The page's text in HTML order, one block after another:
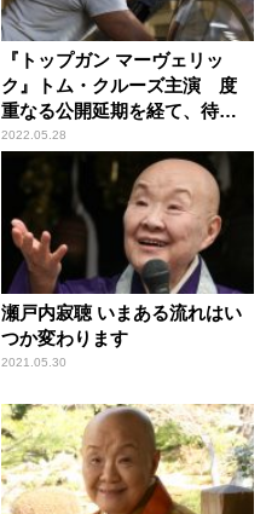
『トップガン マーヴェリッ
ク』トム・クルーズ主演 度
重なる公開延期を経て、待望
のスクリーンへ
2022.05.28
瀬戸内寂聴 いまある流れはい
つか変わります
2021.05.30